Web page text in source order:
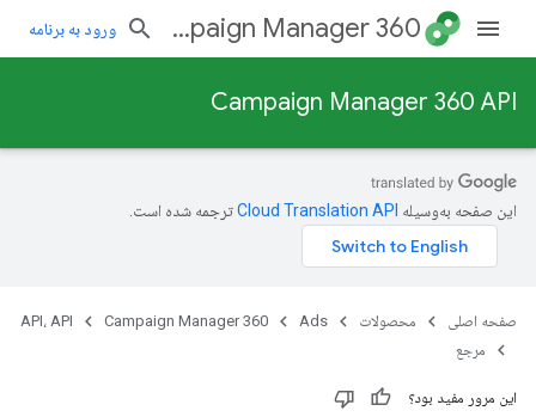
Campaign Manager 360 ورود به برنامه
Campaign Manager 360 API
این صفحه به‌وسیله ترجمه شده است.
صفحه اصلی محصولات Ads
Campaign Manager 360
API، API
مرجع
این مرور مفید بود؟